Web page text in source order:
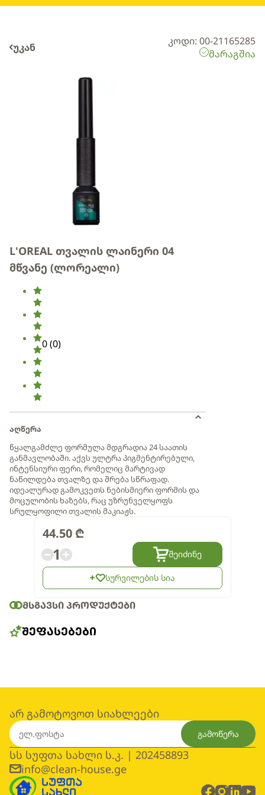
უკან
კოდი: 00-21165285
მარაგშია
L'OREAL თვალის ლაინერი 04
მწვანე (ლორეალი)
0(0)
აღწერა
წყალგამძლე ფორმულა მდგრადია 24 საათის
განმავლობაში. აქვს ულტრა პიგმენტირებული,
ინტენსიური ფერი, რომელიც მარტივად
ნაწილდება თვალზე და შრება სწრაფად.
იდეალურად გამოკვეთს ნებისმიერი ფორმის და
მოცულობის ხაზებს, რაც უზრუნველყოფს
სრულყოფილი თვალის მაკიაჟს.
44.50 ₾
1 შეიძინე
სურვილების სია
ᲛᲡᲒᲐᲕᲡᲘ ᲞᲠᲝᲓᲣᲥᲢᲔᲑᲘ
ᲨᲔᲤᲐᲡᲔᲑᲔᲑᲘ
არ გამოტოვოთ სიახლეები
გამოწერა
სს სუფთა სახლი ს.კ. | 202458893
info@clean-house.ge